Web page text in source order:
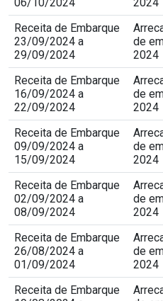
Receita de Embarque
23/09/2024 a
29/09/2024
de
2024
Receita de Embarque
16/09/2024 a
22/09/2024
de
2024
Receita de Embarque
09/09/2024 a
15/09/2024
de
2024
Receita de Embarque
02/09/2024 a
08/09/2024
de
2024
Receita de Embarque
26/08/2024 a
01/09/2024
de
2024
Receita de Embarque